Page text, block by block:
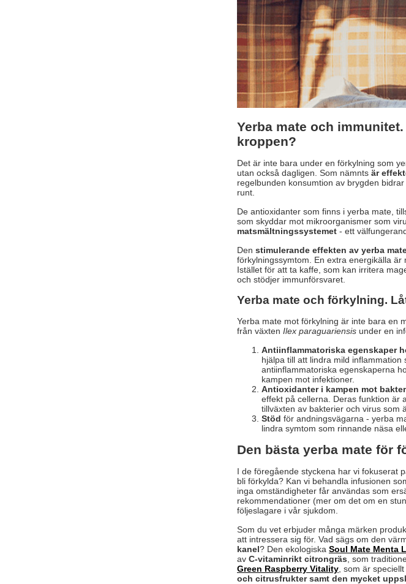
Yerba mate och
kroppen?
Det är inte bara under en förkylning som
utan också dagligen. Som nämnts är
regelbunden konsumtion av brygden
runt.
De antioxidanter som finns i yerba mate,
som skyddar mot mikroorganismer som
matsmältningssystemet - ett
Den stimulerande effekten av yerba
förkylningssymtom. En extra energikälla
Istället för att ta kaffe, som kan irritera
och stödjer immunförsvaret.
Yerba mate och förkylning.
Yerba mate mot förkylning är inte bara en
från växten Ilex paraguariensis under en
Antiinflammatoriska egenskaper
hjälpa till att lindra mild
antiinflammatoriska egenskaperna
kampen mot infektioner.
Antioxidanter i kampen mot
effekt på cellerna. Deras funktion är
tillväxten av bakterier och virus som
Stöd för andningsvägarna - yerba
lindra symtom som rinnande näsa
Den bästa yerba mate för
I de föregående styckena har vi fokuserat
bli förkylda? Kan vi behandla infusionen
inga omständigheter får användas som
rekommendationer (mer om det om en
följeslagare i vår sjukdom.
Som du vet erbjuder många märken
att intressera sig för. Vad sägs om den
kanel? Den ekologiska Soul Mate Menta
av C-vitaminrikt citrongräs , som
Green Raspberry Vitality , som är
och citrusfrukter samt den mycket